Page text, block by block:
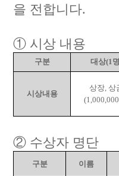
을 전합니다.
① 시상 내용
구분 대상(1
시상내용
상장, 상
② 수상자 명단
구분 이름